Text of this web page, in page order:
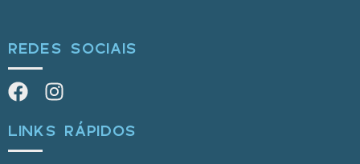
REDES SOCIAIS
LINKS RÁPIDOS